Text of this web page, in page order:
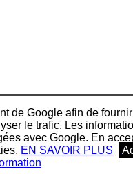
de Google afin de
le trafic. Les
avec Google. En
EN SAVOIR PLUS